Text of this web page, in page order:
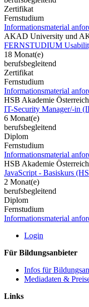
Zertifikat
Fernstudium
Informationsmaterial
AKAD University und
FERNSTUDIUM
18 Monat(e)
berufsbegleitend
Zertifikat
Fernstudium
Informationsmaterial
HSB Akademie Österreich
IT-Security Manager/-in
6 Monat(e)
berufsbegleitend
Diplom
Fernstudium
Informationsmaterial
HSB Akademie Österreich
JavaScript - Basiskurs
2 Monat(e)
berufsbegleitend
Diplom
Fernstudium
Informationsmaterial
Login
Für Bildungsanbieter
Infos für
Mediadaten &
Links